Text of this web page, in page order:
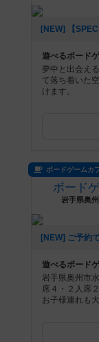
遊べるボード
夢中と出会え
て落ち着いた
けます。
ボードゲームカ
ボード
岩手県奥
遊べるボード
岩手県奥州市
席４・２人席
お子様連れも